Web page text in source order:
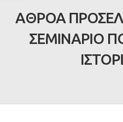
ΑΘΡΟΑ
ΣΕΜΙΝΑΡΙΟ